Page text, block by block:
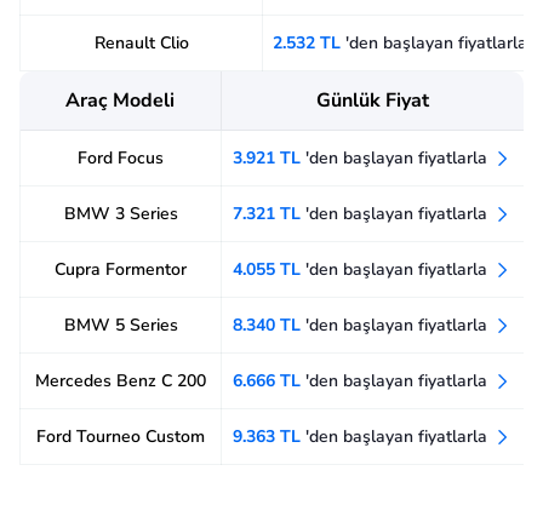
Renault Clio 2.532 TL'den başlayan fiyatlarla
Araç Modeli Günlük Fiyat
Ford Focus 3.921 TL'den başlayan fiyatlarla
BMW 3 Series 7.321 TL'den başlayan fiyatlarla
Cupra Formentor 4.055 TL'den başlayan fiyatlarla
BMW 5 Series 8.340 TL'den başlayan fiyatlarla
Mercedes Benz C 200 6.666 TL'den başlayan fiyatlarla
Ford Tourneo Custom 9.363 TL'den başlayan fiyatlarla